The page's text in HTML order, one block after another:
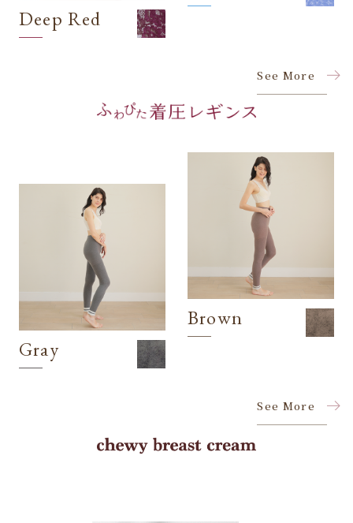
Deep Red
See More
Gray
Brown
See More